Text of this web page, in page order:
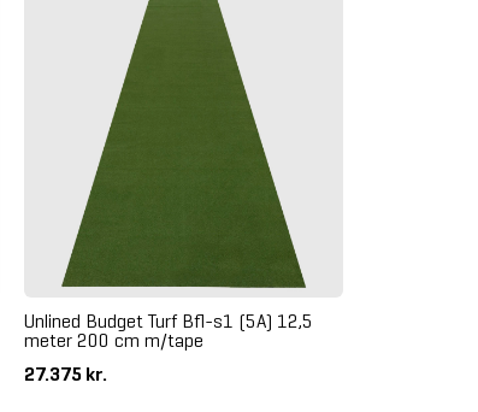
Unlined Budget Turf Bfl-s1 (5A) 12,5
meter 200 cm m/tape
27.375 kr.